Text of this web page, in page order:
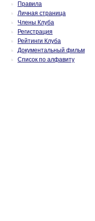
Правила
Личная страница
Члены Клуба
Регистрация
Рейтинги Клуба
Документальный фильм
Список по алфавиту